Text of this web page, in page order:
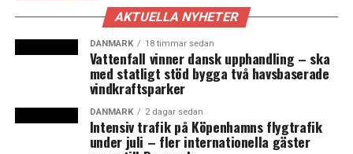
Ola Svahn, forskare i miljövetenskap med inriktning mot
kemisk analys, och Erland Björklund, professor i
analytisk kemi, vid Högskolan Kristianstad har
undersökt i vilken omfattning 21 olika läkemedel och
antibiotika läcker ut i havsvattnet varje år. Det skriver
Högskolan Kristianstad i ett pressmeddelande
AKTUELLA NYHETER
DANMARK 18 timmar sedan
Vattenfall vinner dansk upphandling – ska
med statligt stöd bygga två havsbaserade
vindkraftsparker
DANMARK 2 dagar sedan
Intensiv trafik på Köpenhamns flygtrafik
under juli – fler internationella gäster